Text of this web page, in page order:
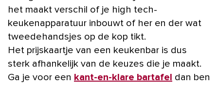
het maakt verschil of je high tech-
keukenapparatuur inbouwt of her en der wat
tweedehandsjes op de kop tikt.
Het prijskaartje van een keukenbar is dus
sterk afhankelijk van de keuzes die je maakt.
Ga je voor een kant-en-klare bartafel dan ben